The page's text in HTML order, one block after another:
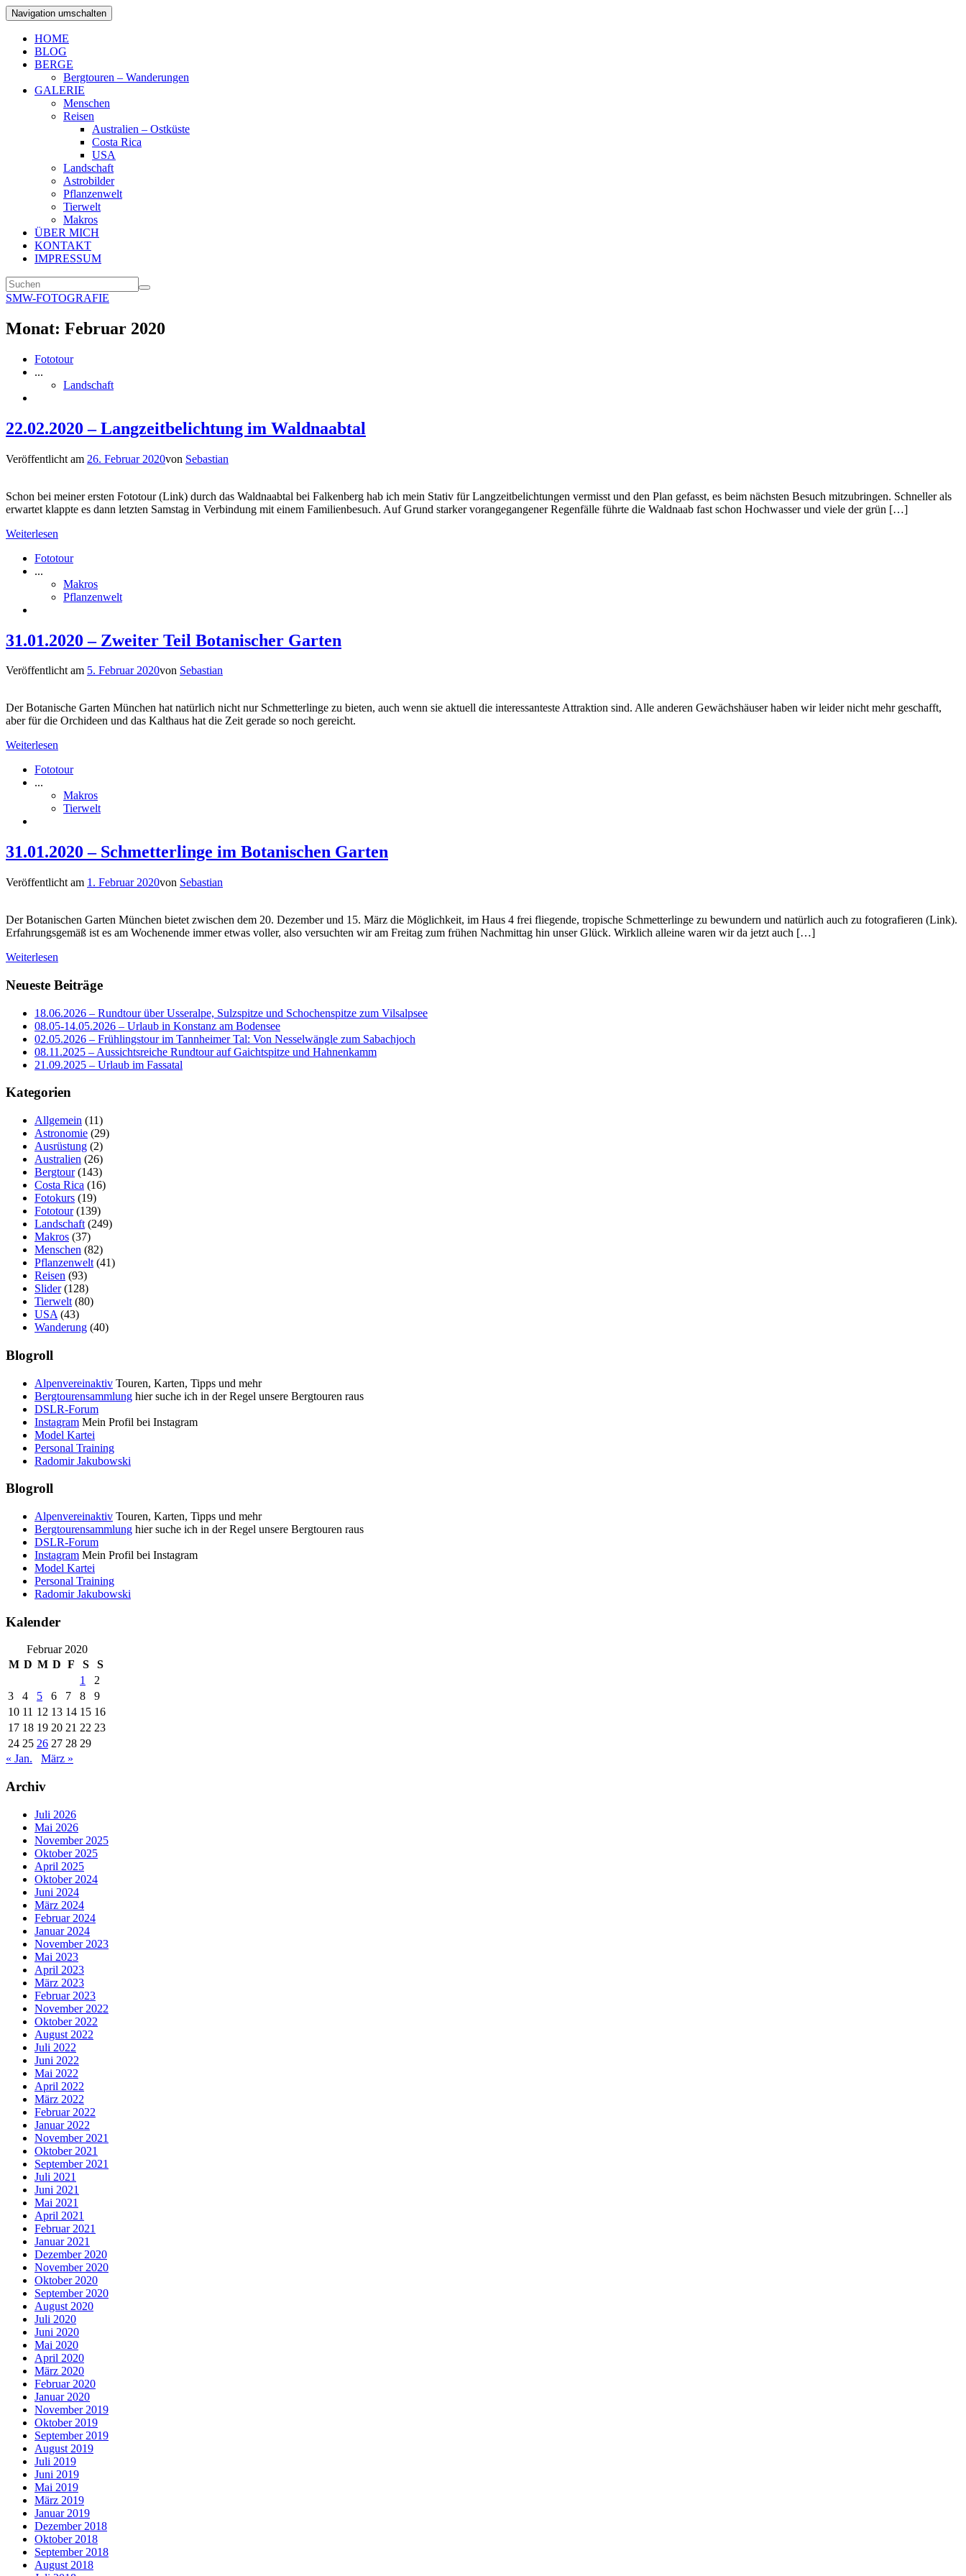
Navigation umschalten
HOME
BLOG
BERGE
Bergtouren – Wanderungen
GALERIE
Menschen
Reisen
Australien – Ostküste
Costa Rica
USA
Landschaft
Astrobilder
Pflanzenwelt
Tierwelt
Makros
ÜBER MICH
KONTAKT
IMPRESSUM
SMW-FOTOGRAFIE
Monat: Februar 2020
Fototour
...
Landschaft
22.02.2020 – Langzeitbelichtung im Waldnaabtal
Veröffentlicht am 26. Februar 2020von Sebastian
Schon bei meiner ersten Fototour (Link) durch das Waldnaabtal bei Falkenberg hab ich mein Stativ für Langzeitbelichtungen vermisst und den Plan gefasst, es beim nächsten Besuch mitzubringen. Schneller als
erwartet klappte es dann letzten Samstag in Verbindung mit einem Familienbesuch. Auf Grund starker vorangegangener Regenfälle führte die Waldnaab fast schon Hochwasser und viele der grün […]
Weiterlesen
Fototour
...
Makros
Pflanzenwelt
31.01.2020 – Zweiter Teil Botanischer Garten
Veröffentlicht am 5. Februar 2020von Sebastian
Der Botanische Garten München hat natürlich nicht nur Schmetterlinge zu bieten, auch wenn sie aktuell die interessanteste Attraktion sind. Alle anderen Gewächshäuser haben wir leider nicht mehr geschafft,
aber für die Orchideen und das Kalthaus hat die Zeit gerade so noch gereicht.
Weiterlesen
Fototour
...
Makros
Tierwelt
31.01.2020 – Schmetterlinge im Botanischen Garten
Veröffentlicht am 1. Februar 2020von Sebastian
Der Botanischen Garten München bietet zwischen dem 20. Dezember und 15. März die Möglichkeit, im Haus 4 frei fliegende, tropische Schmetterlinge zu bewundern und natürlich auch zu fotografieren (Link).
Erfahrungsgemäß ist es am Wochenende immer etwas voller, also versuchten wir am Freitag zum frühen Nachmittag hin unser Glück. Wirklich alleine waren wir da jetzt auch […]
Weiterlesen
Neueste Beiträge
18.06.2026 – Rundtour über Usseralpe, Sulzspitze und Schochenspitze zum Vilsalpsee
08.05-14.05.2026 – Urlaub in Konstanz am Bodensee
02.05.2026 – Frühlingstour im Tannheimer Tal: Von Nesselwängle zum Sabachjoch
08.11.2025 – Aussichtsreiche Rundtour auf Gaichtspitze und Hahnenkamm
21.09.2025 – Urlaub im Fassatal
Kategorien
Allgemein (11)
Astronomie (29)
Ausrüstung (2)
Australien (26)
Bergtour(143)
Costa Rica (16)
Fotokurs (19)
Fototour(139)
Landschaft (249)
Makros (37)
Menschen (82)
Pflanzenwelt (41)
Reisen (93)
Slider(128)
Tierwelt (80)
USA (43)
Wanderung (40)
Blogroll
Alpenvereinaktiv Touren, Karten, Tipps und mehr
Bergtourensammlung hier suche ich in der Regel unsere Bergtouren raus
DSLR-Forum
Instagram Mein Profil bei Instagram
Model Kartei
Personal Training
Radomir Jakubowski
Blogroll
Alpenvereinaktiv Touren, Karten, Tipps und mehr
Bergtourensammlung hier suche ich in der Regel unsere Bergtouren raus
DSLR-Forum
Instagram Mein Profil bei Instagram
Model Kartei
Personal Training
Radomir Jakubowski
Kalender
Februar 2020
M D M D F S
S
1
2
3
4 5 6 7 8
9
10 11 12 13 14 15 16
17 18 19 20 21 22 23
24 25 26 27 28 29
« Jan.
März »
Archiv
Juli 2026
Mai 2026
November 2025
Oktober 2025
April 2025
Oktober 2024
Juni 2024
März 2024
Februar 2024
Januar 2024
November 2023
Mai 2023
April 2023
März 2023
Februar 2023
November 2022
Oktober 2022
August 2022
Juli 2022
Juni 2022
Mai 2022
April 2022
März 2022
Februar 2022
Januar 2022
November 2021
Oktober 2021
September 2021
Juli 2021
Juni 2021
Mai 2021
April 2021
Februar 2021
Januar 2021
Dezember 2020
November 2020
Oktober 2020
September 2020
August 2020
Juli 2020
Juni 2020
Mai 2020
April 2020
März 2020
Februar 2020
Januar 2020
November 2019
Oktober 2019
September 2019
August 2019
Juli 2019
Juni 2019
Mai 2019
März 2019
Januar 2019
Dezember 2018
Oktober 2018
September 2018
August 2018